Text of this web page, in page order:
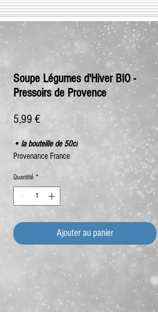
Soupe Légumes d'Hiver BIO -
Pressoirs de Provence
5,99 €Prix
• la bouteille de 50cl
Provenance France
Quantité *
Ajouter au panier